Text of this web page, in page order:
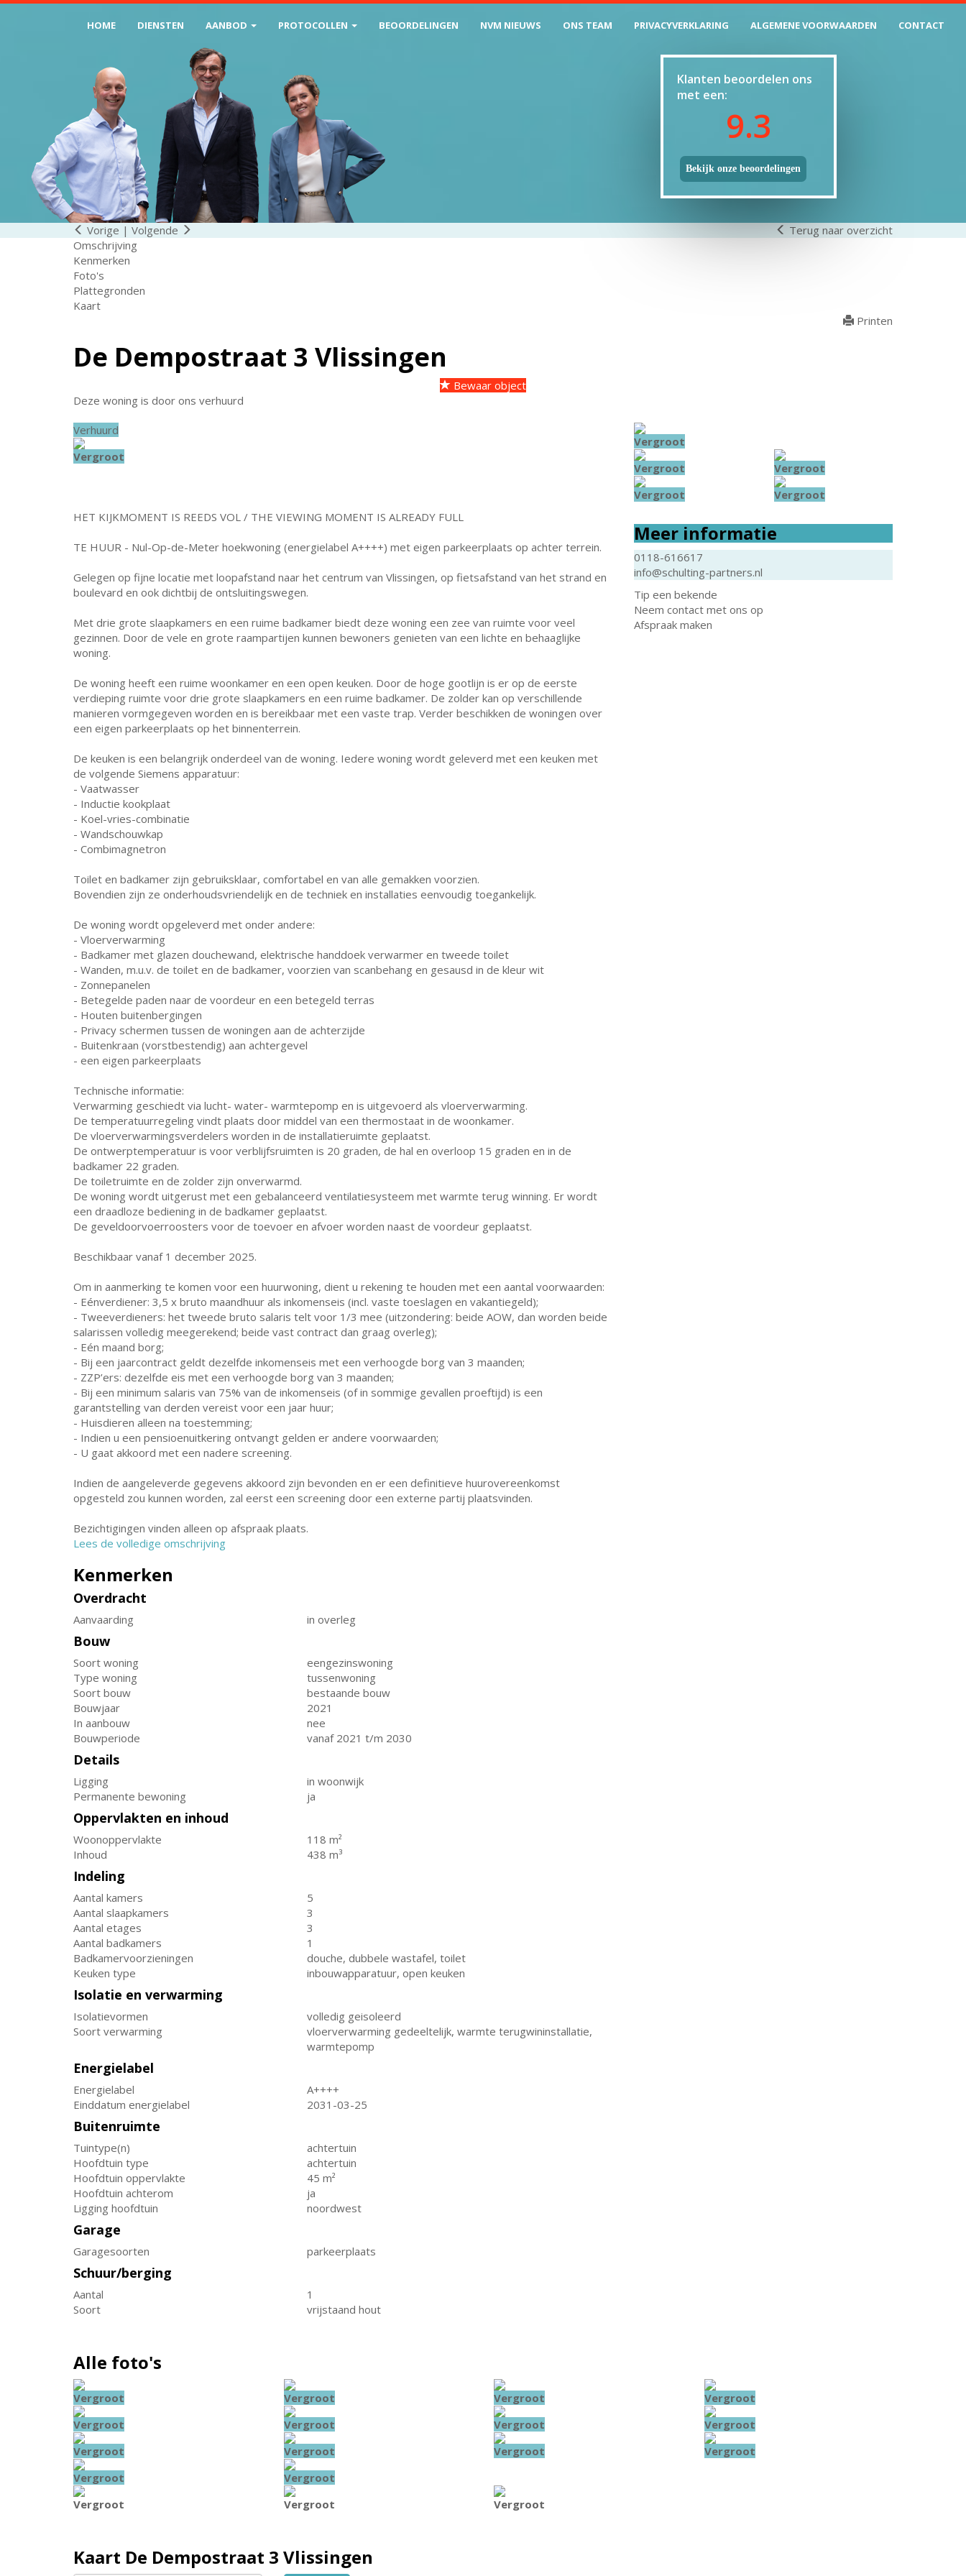
Klanten beoordelen ons
met een:
9.3
Bekijk onze beoordelingen
HOME DIENSTEN AANBOD PROTOCOLLEN BEOORDELINGEN NVM NIEUWS ONS TEAM PRIVACYVERKLARING ALGEMENE VOORWAARDEN CONTACT
Vorige | Volgende
Terug naar overzicht
Omschrijving
Kenmerken
Foto's
Plattegronden
Kaart
Printen
De Dempostraat 3 Vlissingen
Bewaar object
Deze woning is door ons verhuurd
Verhuurd
Vergroot
Vergroot
Vergroot
Vergroot
Vergroot
Vergroot
HET KIJKMOMENT IS REEDS VOL / THE VIEWING MOMENT IS ALREADY FULL
TE HUUR - Nul-Op-de-Meter hoekwoning (energielabel A++++) met eigen parkeerplaats op achter terrein.
Gelegen op fijne locatie met loopafstand naar het centrum van Vlissingen, op fietsafstand van het strand en
boulevard en ook dichtbij de ontsluitingswegen.
Met drie grote slaapkamers en een ruime badkamer biedt deze woning een zee van ruimte voor veel
gezinnen. Door de vele en grote raampartijen kunnen bewoners genieten van een lichte en behaaglijke
woning.
De woning heeft een ruime woonkamer en een open keuken. Door de hoge gootlijn is er op de eerste
verdieping ruimte voor drie grote slaapkamers en een ruime badkamer. De zolder kan op verschillende
manieren vormgegeven worden en is bereikbaar met een vaste trap. Verder beschikken de woningen over
een eigen parkeerplaats op het binnenterrein.
De keuken is een belangrijk onderdeel van de woning. Iedere woning wordt geleverd met een keuken met
de volgende Siemens apparatuur:
- Vaatwasser
- Inductie kookplaat
- Koel-vries-combinatie
- Wandschouwkap
- Combimagnetron
Toilet en badkamer zijn gebruiksklaar, comfortabel en van alle gemakken voorzien.
Bovendien zijn ze onderhoudsvriendelijk en de techniek en installaties eenvoudig toegankelijk.
De woning wordt opgeleverd met onder andere:
- Vloerverwarming
- Badkamer met glazen douchewand, elektrische handdoek verwarmer en tweede toilet
- Wanden, m.u.v. de toilet en de badkamer, voorzien van scanbehang en gesausd in de kleur wit
- Zonnepanelen
- Betegelde paden naar de voordeur en een betegeld terras
- Houten buitenbergingen
- Privacy schermen tussen de woningen aan de achterzijde
- Buitenkraan (vorstbestendig) aan achtergevel
- een eigen parkeerplaats
Technische informatie:
Verwarming geschiedt via lucht- water- warmtepomp en is uitgevoerd als vloerverwarming.
De temperatuurregeling vindt plaats door middel van een thermostaat in de woonkamer.
De vloerverwarmingsverdelers worden in de installatieruimte geplaatst.
De ontwerptemperatuur is voor verblijfsruimten is 20 graden, de hal en overloop 15 graden en in de
badkamer 22 graden.
De toiletruimte en de zolder zijn onverwarmd.
De woning wordt uitgerust met een gebalanceerd ventilatiesysteem met warmte terug winning. Er wordt
een draadloze bediening in de badkamer geplaatst.
De geveldoorvoerroosters voor de toevoer en afvoer worden naast de voordeur geplaatst.
Beschikbaar vanaf 1 december 2025.
Om in aanmerking te komen voor een huurwoning, dient u rekening te houden met een aantal voorwaarden:
- Eénverdiener: 3,5 x bruto maandhuur als inkomenseis (incl. vaste toeslagen en vakantiegeld);
- Tweeverdieners: het tweede bruto salaris telt voor 1/3 mee (uitzondering: beide AOW, dan worden beide
salarissen volledig meegerekend; beide vast contract dan graag overleg);
- Eén maand borg;
- Bij een jaarcontract geldt dezelfde inkomenseis met een verhoogde borg van 3 maanden;
- ZZP’ers: dezelfde eis met een verhoogde borg van 3 maanden;
- Bij een minimum salaris van 75% van de inkomenseis (of in sommige gevallen proeftijd) is een
garantstelling van derden vereist voor een jaar huur;
- Huisdieren alleen na toestemming;
- Indien u een pensioenuitkering ontvangt gelden er andere voorwaarden;
- U gaat akkoord met een nadere screening.
Indien de aangeleverde gegevens akkoord zijn bevonden en er een definitieve huurovereenkomst
opgesteld zou kunnen worden, zal eerst een screening door een externe partij plaatsvinden.
Bezichtigingen vinden alleen op afspraak plaats.
Lees de volledige omschrijving
Kenmerken
Overdracht
Aanvaarding in overleg
Bouw
Soort woning
eengezinswoning
Type woning
tussenwoning
Soort bouw
bestaande bouw
Bouwjaar
2021
In aanbouw
nee
Bouwperiode
vanaf 2021 t/m 2030
Details
Ligging
in woonwijk
Permanente bewoning
ja
Oppervlakten en inhoud
Woonoppervlakte
118 m²
Inhoud
438 m³
Indeling
Aantal kamers
5
Aantal slaapkamers
3
Aantal etages
3
Aantal badkamers
1
Badkamervoorzieningen
douche, dubbele wastafel, toilet
Keuken type
inbouwapparatuur, open keuken
Isolatie en verwarming
Isolatievormen
volledig geisoleerd
Soort verwarming
vloerverwarming gedeeltelijk, warmte terugwininstallatie,
warmtepomp
Energielabel
Energielabel
A++++
Einddatum energielabel
2031-03-25
Buitenruimte
Tuintype(n)
achtertuin
Hoofdtuin type
achtertuin
Hoofdtuin oppervlakte
45 m²
Hoofdtuin achterom
ja
Ligging hoofdtuin
noordwest
Garage
Garagesoorten parkeerplaats
Schuur/berging
Aantal
1
Soort
vrijstaand hout
Meer informatie
0118-616617
info@schulting-partners.nl
Tip een bekende
Neem contact met ons op
Afspraak maken
Alle foto's
Vergroot Vergroot Vergroot
Vergroot
Vergroot
Vergroot Vergroot
Vergroot
Vergroot
Vergroot Vergroot
Vergroot
Vergroot
Vergroot
Vergroot
Vergroot Vergroot
Kaart De Dempostraat 3 Vlissingen